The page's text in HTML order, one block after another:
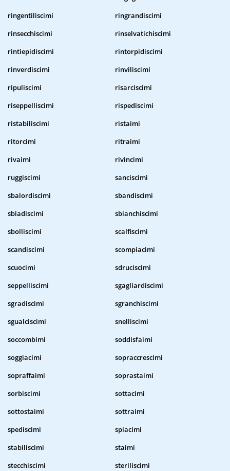
ringentiliscimi
ringrandiscimi
rinsecchiscimi
rinselvatichiscimi
rintiepidiscimi
rintorpidiscimi
rinverdiscimi
rinviliscimi
ripuliscimi
risarciscimi
riseppelliscimi
rispediscimi
ristabiliscimi
ristaimi
ritorcimi
ritraimi
rivaimi
rivincimi
ruggiscimi
sanciscimi
sbalordiscimi
sbandiscimi
sbiadiscimi
sbianchiscimi
sbolliscimi
scalfiscimi
scandiscimi
scompiacimi
scuocimi
sdruciscimi
seppelliscimi
sgagliardiscimi
sgradiscimi
sgranchiscimi
sgualciscimi
snelliscimi
soccombimi
soddisfaimi
soggiacimi
sopraccrescimi
sopraffaimi
soprastaimi
sorbiscimi
sottacimi
sottostaimi
sottraimi
spediscimi
spiacimi
stabiliscimi
staimi
stecchiscimi
steriliscimi